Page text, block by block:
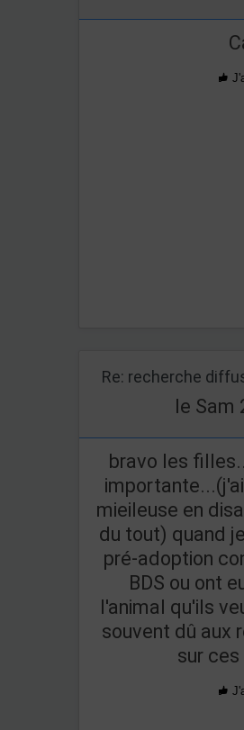
Re: recherche
le Sam
bravo les
mieileuse en
du tout) quand
pré-adoption
BDS ou ont
l'animal qu'ils
souvent dû aux
sur